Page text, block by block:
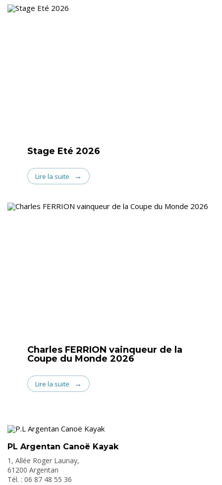
Stage Eté 2026
Lire la suite
Charles FERRION vainqueur de la
Coupe du Monde 2026
Lire la suite
PL Argentan Canoë Kayak
1, Allée Roger Launay,
61200 Argentan
Tél. : 06 87 48 55 36